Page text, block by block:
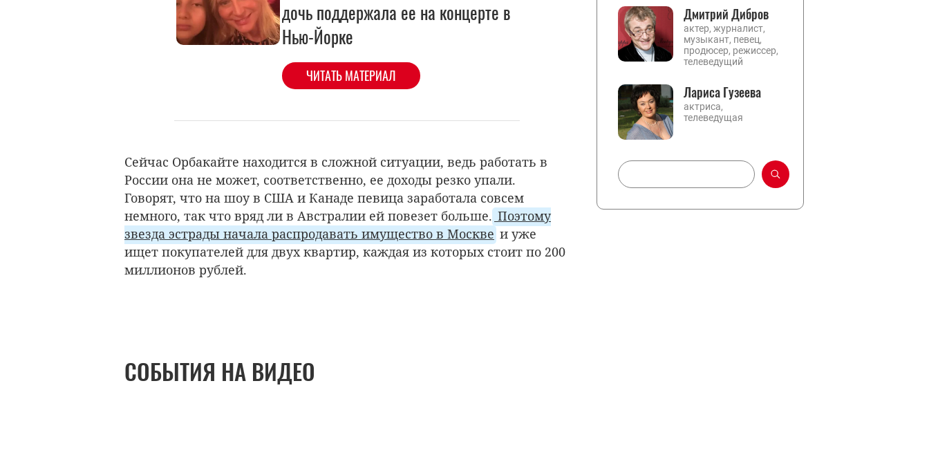
дочь поддержала ее на концерте в
Нью-Йорке
ЧИТАТЬ МАТЕРИАЛ
Сейчас Орбакайте находится в сложной ситуации, ведь работать в
России она не может, соответственно, ее доходы резко упали.
Говорят, что на шоу в США и Канаде певица заработала совсем
немного, так что вряд ли в Австралии ей повезет больше. Поэтому
звезда эстрады начала распродавать имущество в Москве и уже
ищет покупателей для двух квартир, каждая из которых стоит по 200
миллионов рублей.
СОБЫТИЯ НА ВИДЕО
Дмитрий Дибров
актер, журналист,
музыкант, певец,
продюсер, режиссер,
телеведущий
Лариса Гузеева
актриса,
телеведущая